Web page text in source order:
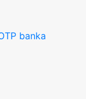
banka